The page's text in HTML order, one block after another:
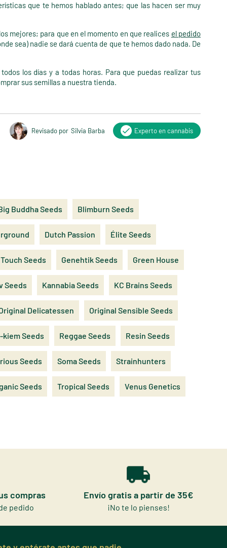
que te hemos hablado antes; que las hacen ser muy
mejores; para que en el momento en que realices el pedido
sea) nadie se dará cuenta de que te hemos dado nada. De
los días y a todas horas. Para que puedas realizar tus
sus semillas a nuestra tienda.
Revisado por Silvia Barba Experto en cannabis
Buddha Seeds Blimburn Seeds
Dutch Passion Élite Seeds
Seeds Genehtik Seeds Green House
Seeds Kannabia Seeds KC Brains Seeds
Delicatessen Original Sensible Seeds
kiem Seeds Reggae Seeds Resin Seeds
Seeds Soma Seeds Strainhunters
Seeds Tropical Seeds Venus Genetics
compras
pedido
Envío gratis a partir de 35€
¡No te lo pienses!